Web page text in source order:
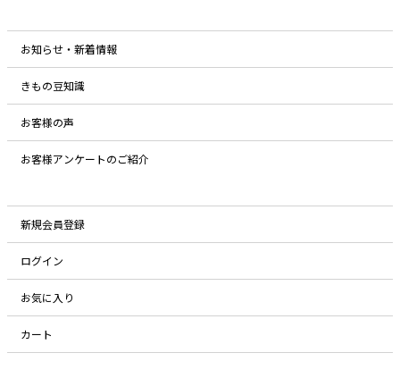
お知らせ・新着情報
きもの豆知識
お客様の声
お客様アンケートのご紹介
新規会員登録
ログイン
お気に入り
カート